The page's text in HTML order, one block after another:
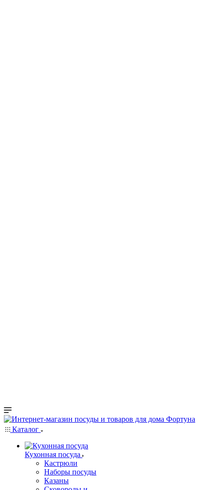
Каталог
Кухонная посуда
Кастрюли
Наборы посуды
Казаны